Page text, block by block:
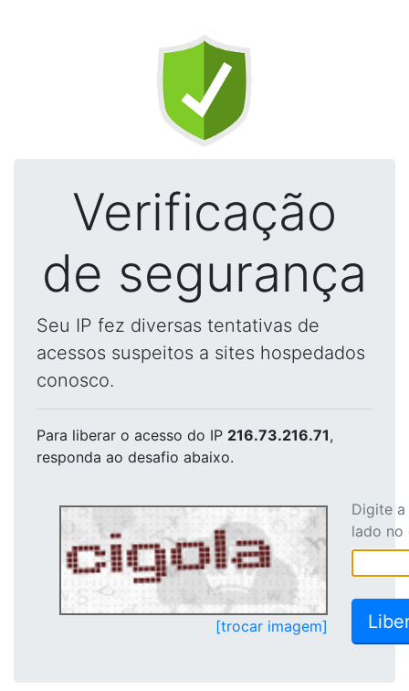
Verificação
de segurança
Seu IP fez diversas tentativas de
acessos suspeitos a sites hospedados
conosco.
Para liberar o acesso do IP 216.73.216.71,
responda ao desafio abaixo.
[trocar imagem]
Digite
lado no